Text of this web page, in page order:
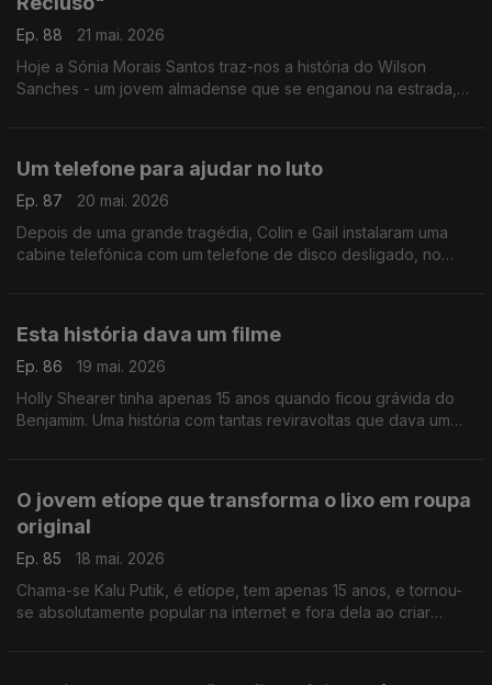
Ep. 88
21 mai. 2026
Hoje a Sónia Morais Santos traz-nos a história do Wilson
Sanches - um jovem almadense que se enganou na estrada,
Um telefone para ajudar no luto
Ep. 87
20 mai. 2026
Depois de uma grande tragédia, Colin e Gail instalaram uma
cabine telefónica com um telefone de disco desligado, no
Esta história dava um filme
Ep. 86
19 mai. 2026
Holly Shearer tinha apenas 15 anos quando ficou grávida do
Benjamim. Uma história com tantas reviravoltas que dava um
O jovem etíope que transforma o lixo em roupa
original
Ep. 85
18 mai. 2026
Chama-se Kalu Putik, é etíope, tem apenas 15 anos, e tornou-
se absolutamente popular na internet e fora dela ao criar